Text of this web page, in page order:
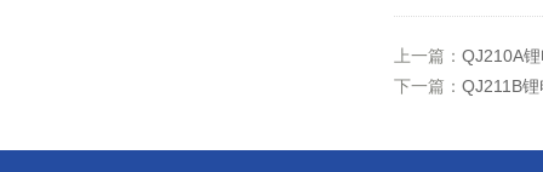
上一篇： QJ210A
下一篇： QJ211B